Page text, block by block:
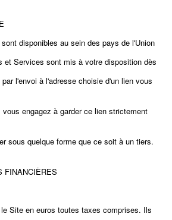
disponibles au sein des pays de l'Union
et Services sont mis à votre disposition dès
l'envoi à l'adresse choisie d'un lien vous
engagez à garder ce lien strictement
sous quelque forme que ce soit à un tiers.
FINANCIÈRES
Site en euros toutes taxes comprises. Ils